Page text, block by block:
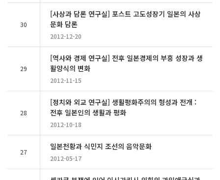
30
[사상과 담론 연구실] 포스트 고도성장기 일본의 사상
문화 담론
2012-12-20
29
[역사와 경제 연구실] 전후 일본경제의 부흥 성장과 생
활양식의 변화
2012-11-15
28
[정치와 외교 연구실] 생활평화주의의 형성과 전개 :
전후 일본인의 생활과 평화
2012-10-18
27
일본천황과 식민지 조선의 음악문화
2012-05-17